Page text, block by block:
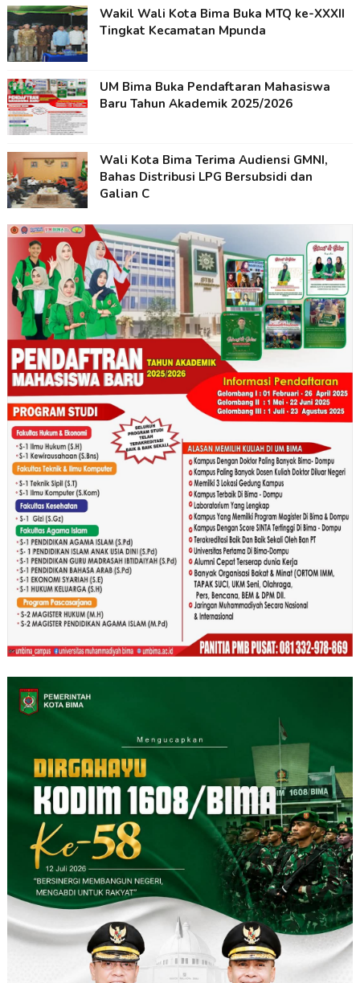
Wakil Wali Kota Bima Buka MTQ ke-XXXII
Tingkat Kecamatan Mpunda
UM Bima Buka Pendaftaran Mahasiswa
Baru Tahun Akademik 2025/2026
Wali Kota Bima Terima Audiensi GMNI,
Bahas Distribusi LPG Bersubsidi dan
Galian C